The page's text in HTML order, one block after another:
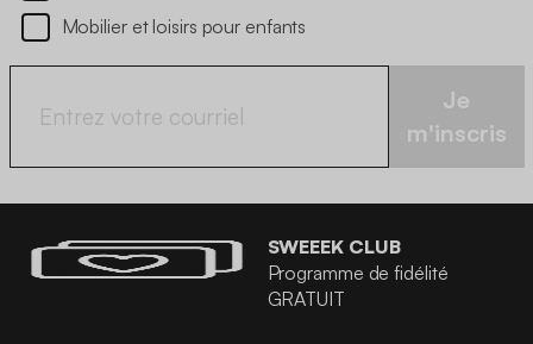
Mobilier et loisirs pour enfants
Je
m'inscris
SWEEEK CLUB
Programme de fidélité
GRATUIT